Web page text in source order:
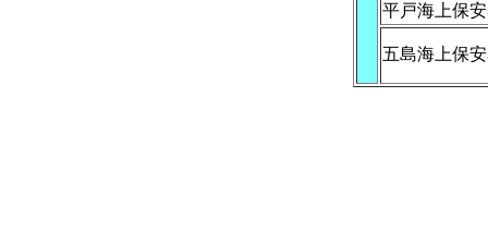
平戸海上保
五島海上保